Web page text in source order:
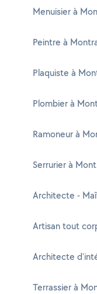
Menuisier à
Peintre à
Plaquiste à
Plombier à
Ramoneur à
Serrurier à
Architecte -
Artisan tout
Architecte
Terrassier à